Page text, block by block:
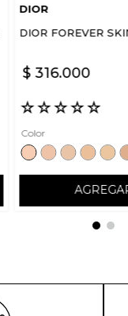
DIOR
DIOR FOREVER
$ 316.000
☆☆☆☆☆
Color